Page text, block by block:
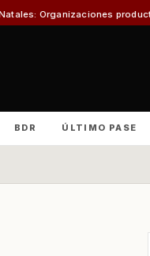
productivas exigen
BDR ÚLTIMO PASE